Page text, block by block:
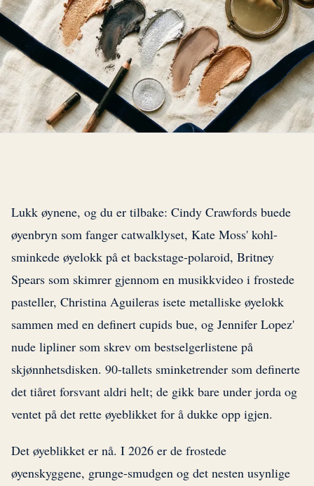
Lukk øynene, og du er tilbake: Cindy Crawfords buede
øyenbryn som fanger catwalklyset, Kate Moss' kohl-
sminkede øyelokk på et backstage-polaroid, Britney
Spears som skimrer gjennom en musikkvideo i frostede
pasteller, Christina Aguileras isete metalliske øyelokk
sammen med en definert cupids bue, og Jennifer Lopez'
nude lipliner som skrev om bestselgerlistene på
skjønnhetsdisken. 90-tallets sminketrender som definerte
det tiåret forsvant aldri helt; de gikk bare under jorda og
ventet på det rette øyeblikket for å dukke opp igjen.
Det øyeblikket er nå. I 2026 er de frostede
øyenskyggene, grunge-smudgen og det nesten usynlige